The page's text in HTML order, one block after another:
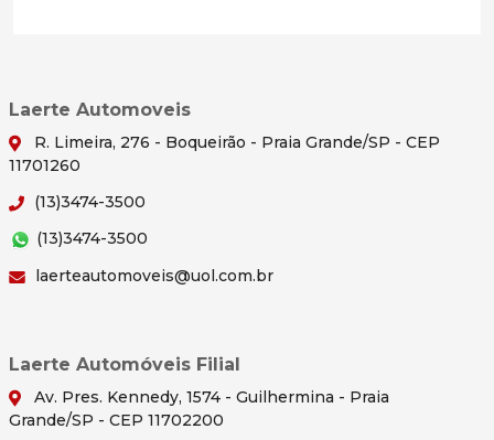
Laerte Automoveis
R. Limeira, 276 - Boqueirão - Praia Grande/SP - CEP
11701260
(13)3474-3500
(13)3474-3500
laerteautomoveis@uol.com.br
Laerte Automóveis Filial
Av. Pres. Kennedy, 1574 - Guilhermina - Praia
Grande/SP - CEP 11702200